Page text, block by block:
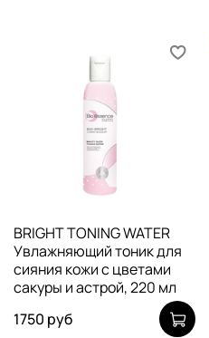
BRIGHT TONING WATER
Увлажняющий тоник для
сияния кожи с цветами
сакуры и астрой, 220 мл
1750 руб